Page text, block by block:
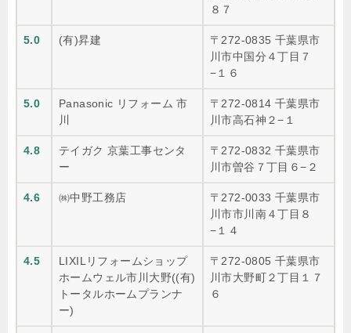
８７
5.0 (有)昇建
〒272-0835 千葉県市
川市中国分４丁目７
−１６
5.0
Panasonic リフォーム 市
川
〒272-0814 千葉県市
川市高石神２−１
4.8
テイガク 京葉工事センタ
ー
〒272-0832 千葉県市
川市曽谷７丁目６−２
4.6 ㈱中野工務店
〒272-0033 千葉県市
川市市川南４丁目８
−１４
4.5
LIXILリフォームショップ
ホームウェル市川大野((有)
トータルホームプランナ
ー)
〒272-0805 千葉県市
川市大野町２丁目１７
６